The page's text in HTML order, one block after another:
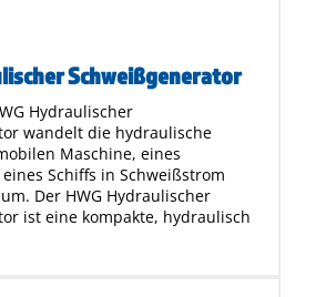
Schweißgenerator
Hydraulischer
wandelt die hydraulische
Maschine, eines
Schiffs in Schweißstrom
Der HWG Hydraulischer
ist eine kompakte, hydraulisch